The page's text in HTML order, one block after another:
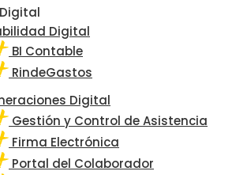
Digital
BI Contable
RindeGastos
Digital
Gestión y Control de Asistencia
Firma Electrónica
Portal del Colaborador